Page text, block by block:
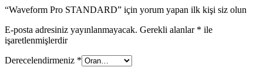
“Waveform Pro STANDARD” için yorum yapan ilk kişi siz olun
E-posta adresiniz yayınlanmayacak. Gerekli alanlar * ile
işaretlenmişlerdir
Derecelendirmeniz *